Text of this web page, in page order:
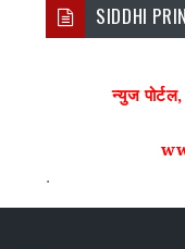
SIDDHI
न्युज
.